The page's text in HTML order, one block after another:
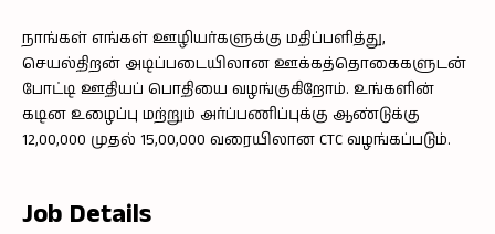
நாங்கள் எங்கள் ஊழியர்களுக்கு மதிப்பளித்து,
செயல்திறன் அடிப்படையிலான ஊக்கத்தொகைகளுடன்
போட்டி ஊதியப் பொதியை வழங்குகிறோம். உங்களின்
கடின உழைப்பு மற்றும் அர்ப்பணிப்புக்கு ஆண்டுக்கு ₹
12,00,000 முதல் 15,00,000 வரையிலான CTC வழங்கப்படும்.
Job Details